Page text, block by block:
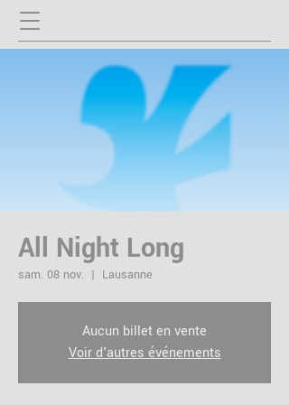
All Night Long
sam. 08 nov.
  |
Lausanne
Aucun billet en vente
Voir d'autres événements